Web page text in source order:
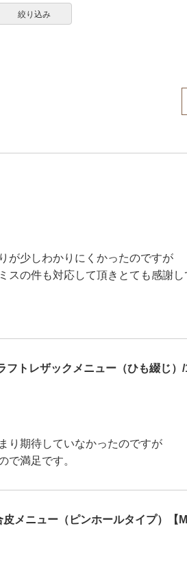
が少しわかりにくかったのですが
スの件も対応して頂きとても感謝し
フトレザックメニュー（ひも綴じ）/
り期待していなかったのですが
で満足です。
皮メニュー（ピンホールタイプ）【